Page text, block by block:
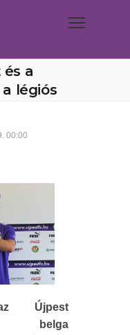
a
légiós
00:00
Újpest
belga